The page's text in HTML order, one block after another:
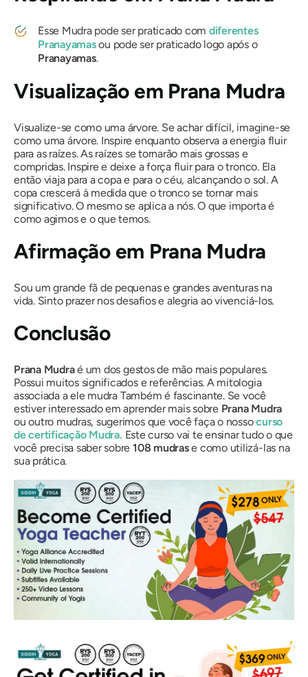
Esse Mudrapode ser praticado com diferentes
Pranayamasou pode ser praticado logo após o
Pranayamas.
Visualização em Prana Mudra
Visualize-se como uma árvore. Se achar difícil, imagine-se
como uma árvore. Inspire enquanto observa a energia fluir
para as raízes. As raízes se tornarão mais grossas e
compridas. Inspire e deixe a força fluir para o tronco. Ela
então viaja para a copa e para o céu, alcançando o sol. A
copa crescerá à medida que o tronco se tornar mais
significativo. O mesmo se aplica a nós. O que importa é
como agimos e o que temos.
Afirmação em Prana Mudra
Sou um grande fã de pequenas e grandes aventuras na
vida. Sinto prazer nos desafios e alegria ao vivenciá-los.
Conclusão
Prana Mudraé um dos gestos de mão mais populares.
Possui muitos significados e referências. A mitologia
associada a ele mudraTambém é fascinante. Se você
estiver interessado em aprender mais sobre Prana Mudra
ou outro mudras, sugerimos que você faça o nossocurso
de certificação Mudra. Este curso vai te ensinar tudo o que
você precisa saber sobre 108 mudrase como utilizá-las na
sua prática.